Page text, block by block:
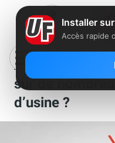
Android : Des
sur de
d’usine ?
Installer
Accès rapide